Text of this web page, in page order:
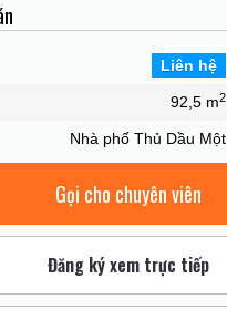
Liên hệ
92,5 m2
Nhà phố Thủ Dầu Một
Gọi cho chuyên viên
Đăng ký xem trực tiếp